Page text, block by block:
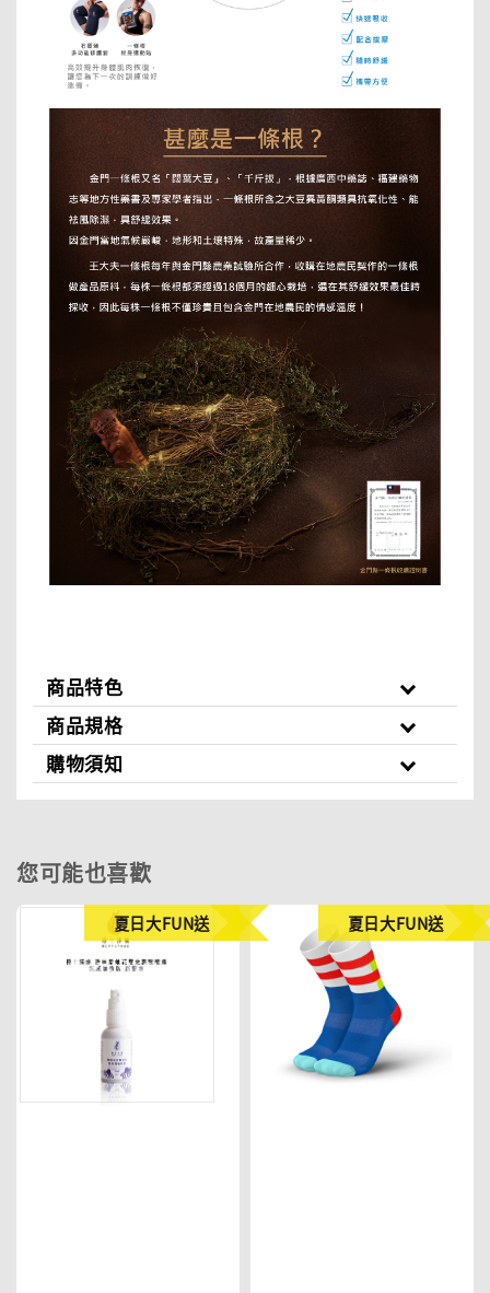
商品特色
商品規格
購物須知
您可能也喜歡
夏日大FUN送 夏日大FUN送